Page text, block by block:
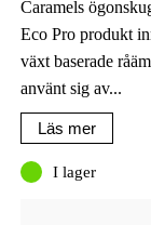
var:
145kr.
är:
Caramels
Eco Pro produkt
växt baserade
använt sig av...
Läs mer
I lager